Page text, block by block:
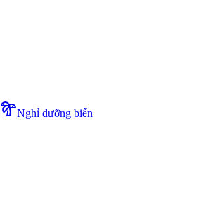
Nghỉ dưỡng biển